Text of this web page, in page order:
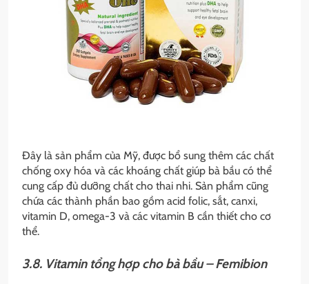
Đây là sản phẩm của Mỹ, được bổ sung thêm các chất
chống oxy hóa và các khoáng chất giúp bà bầu có thể
cung cấp đủ dưỡng chất cho thai nhi. Sản phẩm cũng
chứa các thành phần bao gồm acid folic, sắt, canxi,
vitamin D, omega-3 và các vitamin B cần thiết cho cơ
thể.
3.8. Vitamin tổng hợp cho bà bầu – Femibion